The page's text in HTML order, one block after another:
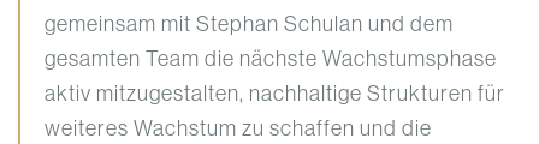
gemeinsam mit Stephan Schulan und dem
gesamten Team die nächste Wachstumsphase
aktiv mitzugestalten, nachhaltige Strukturen für
weiteres Wachstum zu schaffen und die